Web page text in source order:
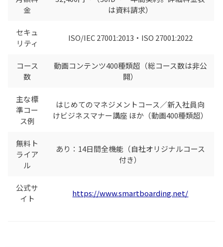
金
は資料請求）
セキュ
リティ
ISO/IEC 27001:2013・ISO 27001:2022
コース
数
動画コンテンツ400種類超（総コース数は非公
開）
主な標
準コー
ス例
はじめてのマネジメントコース／新入社員向
けビジネスマナー講座 ほか（動画400種類超）
無料ト
ライア
ル
あり：14日間全機能（自社オリジナルコース
付き）
公式サ
イト
https://www.smartboarding.net/